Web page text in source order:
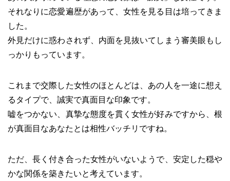
それなりに恋愛遍歴があって、女性を見る目は培ってきま
した。
外見だけに惑わされず、内面を見抜いてしまう審美眼もし
っかりもっています。
これまで交際した女性のほとんどは、あの人を一途に想え
るタイプで、誠実で真面目な印象です。
嘘をつかない、真摯な態度を貫く女性が好みですから、根
が真面目なあなたとは相性バッチリですね。
ただ、長く付き合った女性がいないようで、安定した穏や
かな関係を築きたいと考えています。